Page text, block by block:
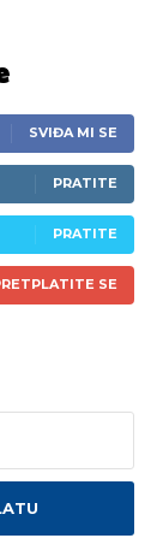
SVIĐA MI SE
PRATITE
PRATITE
SE